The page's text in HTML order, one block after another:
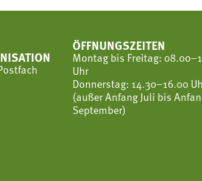
ÖFFNUNGSZEITEN
Montag bis Freitag:
Uhr
Donnerstag: 14.30–16.00
(außer Anfang Juli bis
September)